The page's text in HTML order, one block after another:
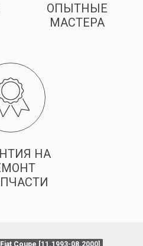
ОПЫТНЫЕ
МАСТЕРА
НА
Coupe [11.1993-08.2000]